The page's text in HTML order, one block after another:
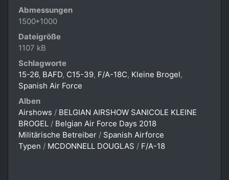
Abmessungen
1500*1000
Dateigröße
1107 kB
Schlagworte
15-26, BAFD, C15-39, F/A-18C, Kleine Brogel,
Spanish Air Force
Alben
Airshows / BELGIAN AIRSHOW SANICOLE KLEINE
BROGEL / Belgian Air Force Days 2018
Militärische Betreiber / Spanish Airforce
Typen / MCDONNELL DOUGLAS / F/A-18